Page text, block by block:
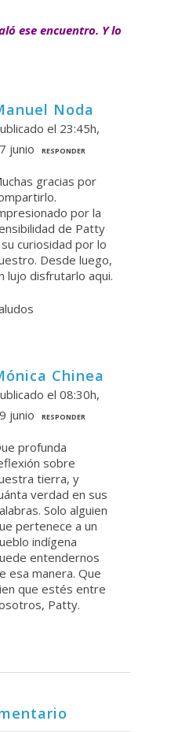
ese encuentro. Y lo
Noda
el 23:45h,
junio
RESPONDER
gracias por
por la
de Patty
curiosidad por lo
Desde luego,
lujo disfrutarlo aqui.
Chinea
el 08:30h,
junio
RESPONDER
profunda
sobre
tierra, y
verdad en sus
Solo alguien
pertenece a un
indígena
entendernos
esa manera. Que
que estés entre
Patty.